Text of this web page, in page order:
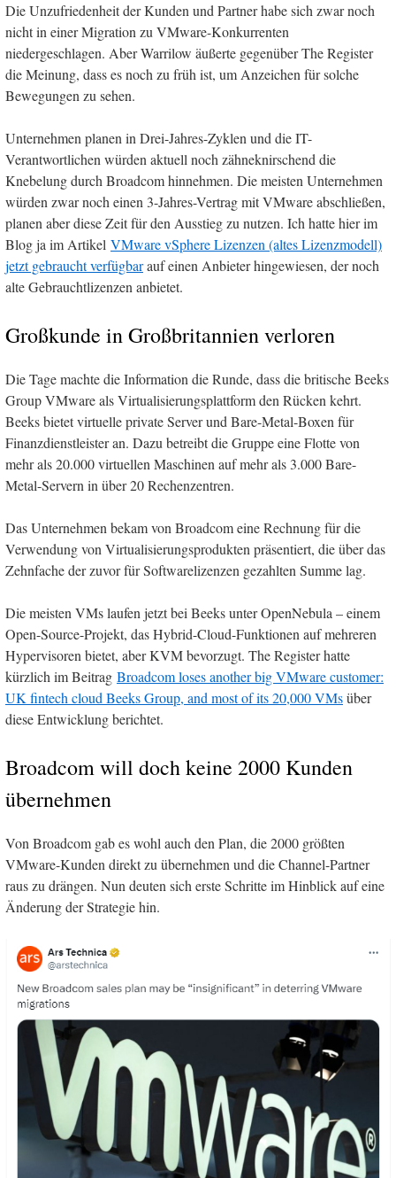
Die Unzufriedenheit der Kunden und Partner habe sich zwar noch
nicht in einer Migration zu VMware-Konkurrenten
niedergeschlagen. Aber Warrilow äußerte gegenüber The Register
die Meinung, dass es noch zu früh ist, um Anzeichen für solche
Bewegungen zu sehen.
Unternehmen planen in Drei-Jahres-Zyklen und die IT-
Verantwortlichen würden aktuell noch zähneknirschend die
Knebelung durch Broadcom hinnehmen. Die meisten Unternehmen
würden zwar noch einen 3-Jahres-Vertrag mit VMware abschließen,
planen aber diese Zeit für den Ausstieg zu nutzen. Ich hatte hier im
Blog ja im Artikel VMware vSphere Lizenzen (altes Lizenzmodell)
jetzt gebraucht verfügbarauf einen Anbieter hingewiesen, der noch
alte Gebrauchtlizenzen anbietet.
Großkunde in Großbritannien verloren
Die Tage machte die Information die Runde, dass die britische Beeks
Group VMware als Virtualisierungsplattform den Rücken kehrt.
Beeks bietet virtuelle private Server und Bare-Metal-Boxen für
Finanzdienstleister an. Dazu betreibt die Gruppe eine Flotte von
mehr als 20.000 virtuellen Maschinen auf mehr als 3.000 Bare-
Metal-Servern in über 20 Rechenzentren.
Das Unternehmen bekam von Broadcom eine Rechnung für die
Verwendung von Virtualisierungsprodukten präsentiert, die über das
Zehnfache der zuvor für Softwarelizenzen gezahlten Summe lag.
Die meisten VMs laufen jetzt bei Beeks unter OpenNebula – einem
Open-Source-Projekt, das Hybrid-Cloud-Funktionen auf mehreren
Hypervisoren bietet, aber KVM bevorzugt. The Register hatte
kürzlich im Beitrag Broadcom loses another big VMware customer:
UK fintech cloud Beeks Group, and most of its 20,000 VMsüber
diese Entwicklung berichtet.
Broadcom will doch keine 2000 Kunden
übernehmen
Von Broadcom gab es wohl auch den Plan, die 2000 größten
VMware-Kunden direkt zu übernehmen und die Channel-Partner
raus zu drängen. Nun deuten sich erste Schritte im Hinblick auf eine
Änderung der Strategie hin.